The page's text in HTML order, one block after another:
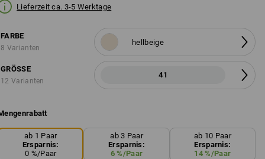
Lieferzeit ca. 3-5 Werktage
FARBE
8 Varianten
hellbeige
GRÖSSE
12 Varianten
41
ab 1 Paar
Ersparnis:
0 %/Paar
ab 3 Paar
Ersparnis:
6 %/Paar
ab 10 Paar
Ersparnis:
14 %/Paar